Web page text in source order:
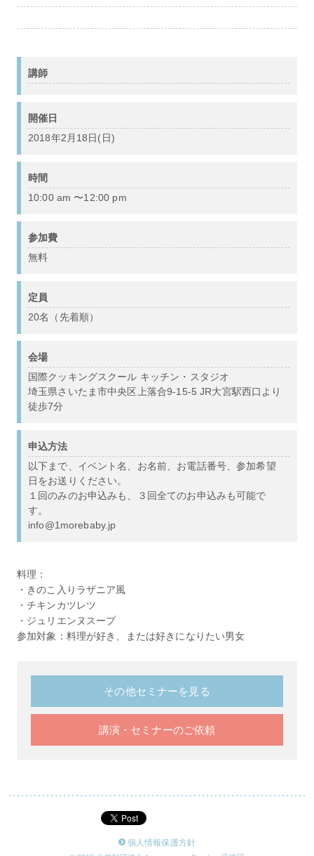
講師
開催日
2018年2月18日(日)
時間
10:00 am 〜12:00 pm
参加費
無料
定員
20名（先着順）
会場
国際クッキングスクール キッチン・スタジオ
埼玉県さいたま市中央区上落合9-15-5 JR大宮駅西口より
徒歩7分
申込方法
以下まで、イベント名、お名前、お電話番号、参加希望
日をお送りください。
１回のみのお申込みも、３回全てのお申込みも可能で
す。
info@1morebaby.jp
料理：
・きのこ入りラザニア風
・チキンカツレツ
・ジュリエンヌスープ
参加対象：料理が好き、または好きになりたい男女
その他セミナーを見る
講演・セミナーのご依頼
個人情報保護方針